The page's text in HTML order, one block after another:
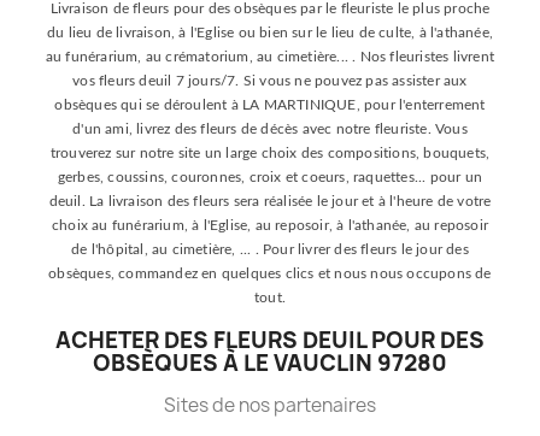
Livraison de fleurs pour des obsèques par le fleuriste le plus proche
du lieu de livraison, à l'Eglise ou bien sur le lieu de culte, à l'athanée,
au funérarium, au crématorium, au cimetière... . Nos fleuristes livrent
vos fleurs deuil 7 jours/7. Si vous ne pouvez pas assister aux
obsèques qui se déroulent à LA MARTINIQUE, pour l'enterrement
d'un ami, livrez des fleurs de décès avec notre fleuriste. Vous
trouverez sur notre site un large choix des compositions, bouquets,
gerbes, coussins, couronnes, croix et coeurs, raquettes... pour un
deuil. La livraison des fleurs sera réalisée le jour et à l'heure de votre
choix au funérarium, à l'Eglise, au reposoir, à l'athanée, au reposoir
de l'hôpital, au cimetière, ... . Pour livrer des fleurs le jour des
obsèques, commandez en quelques clics et nous nous occupons de
tout.
ACHETER DES FLEURS DEUIL POUR DES
OBSÈQUES À LE VAUCLIN 97280
Sites de nos partenaires